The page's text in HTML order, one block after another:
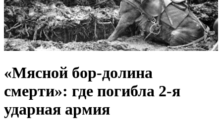
«Мясной бор-долина
смерти»: где погибла 2-я
ударная армия